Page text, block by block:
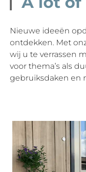
Nieuwe ideeën
ontdekken. Met
wij u te verrassen
voor thema’s als
gebruiksdaken en